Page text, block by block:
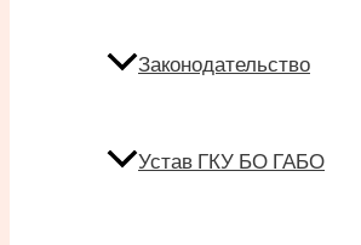
Законодательство
Устав ГКУ БО ГАБО